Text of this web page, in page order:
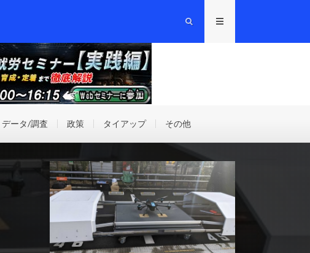
データ/調査 政策 タイアップ その他